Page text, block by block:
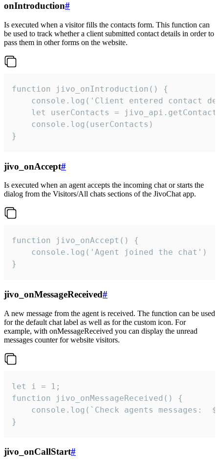
onIntroduction#
Is executed when a visitor fills the contacts form. This function can
be used to track whether a client submitted contact details in order to
pass them in other forms on the website.
function jivo_onIntroduction() {
console.log('Client entered contact
let userContacts =
    console.log(userContacts)
}
jivo_onAccept#
Is executed when an agent accepts the incoming chat or starts the
dialog from the Visitors/All chats sections of the JivoChat app.
function jivo_onAccept() {
}
jivo_onMessageReceived#
A new message from the agent is received. The function can be used
for the default chat label as well as for the custom icon. For
example, with onMessageReceived you can display the unread
messages counter for website visitors.
let i = 1;
function jivo_onMessageReceived() {
}
jivo_onCallStart#